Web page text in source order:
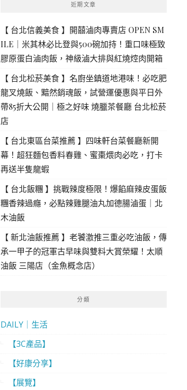
近期文章
【 台北信義美食 】開囍滷肉專賣店 OPEN SM
ILE｜米其林必比登與500碗加持！重口味極致
膠原蛋白滷肉飯，神級滷大排與紅燒焢肉開箱
【 台北松菸美食 】名廚坐鎮道地港味！必吃肥
龍叉燒飯、黯然銷魂飯，試營運優惠與平日外
帶85折大公開｜極之好味 燒臘茶餐廳 台北松菸
店
【 台北東區台菜推薦 】四味軒台菜餐廳新開
幕！超狂麵包香料春雞、蜜棗煨肉必吃，打卡
再送半隻龍蝦
【 台北飯糰 】挑戰辣度極限！爆餡麻辣皮蛋飯
糰香辣過癮，必點辣雞腿油丸加德腸滷蛋｜北
木油飯
【 新北油飯推薦 】老饕激推三重必吃油飯，傳
承一甲子的冠軍古早味與雙料大賞榮耀！太順
油飯 三陽店（金魚概念店）
分類
DAILY｜生活
【3C產品】
【好康分享】
【展覽】